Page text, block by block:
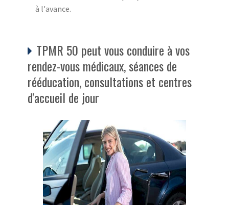
à l'avance.
TPMR 50 peut vous conduire à vos
rendez-vous médicaux, séances de
rééducation, consultations et centres
d'accueil de jour